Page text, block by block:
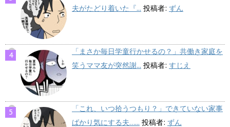
夫がたどり着いた『... 投稿者: ずん
「まさか毎日学童行かせるの？」共働き家庭を
笑うママ友が突然謝... 投稿者: すじえ
「これ、いつ拾うつもり？」できていない家事
ばかり気にする夫…... 投稿者: ずん